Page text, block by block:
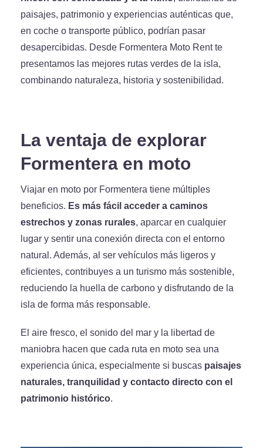
paisajes, patrimonio y experiencias auténticas que,
en coche o transporte público, podrían pasar
desapercibidas. Desde Formentera Moto Rent te
presentamos las mejores rutas verdes de la isla,
combinando naturaleza, historia y sostenibilidad.
La ventaja de explorar
Formentera en moto
Viajar en moto por Formentera tiene múltiples
beneficios. Es más fácil acceder a caminos
estrechos y zonas rurales, aparcar en cualquier
lugar y sentir una conexión directa con el entorno
natural. Además, al ser vehículos más ligeros y
eficientes, contribuyes a un turismo más sostenible,
reduciendo la huella de carbono y disfrutando de la
isla de forma más responsable.
El aire fresco, el sonido del mar y la libertad de
maniobra hacen que cada ruta en moto sea una
experiencia única, especialmente si buscas paisajes
naturales, tranquilidad y contacto directo con el
patrimonio histórico.